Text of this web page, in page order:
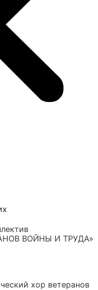
ВОЙНЫ И ТРУДА»
хор ветеранов